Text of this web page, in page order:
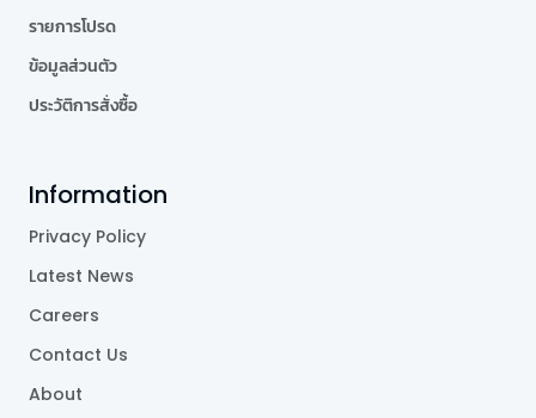
รายการโปรด
ข้อมูลส่วนตัว
ประวัติการสั่งซื้อ
Information
Privacy Policy
Latest News
Careers
Contact Us
About